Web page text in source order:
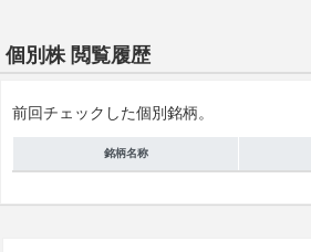
個別株 閲覧履歴
前回チェックした個別銘柄。
銘柄名称